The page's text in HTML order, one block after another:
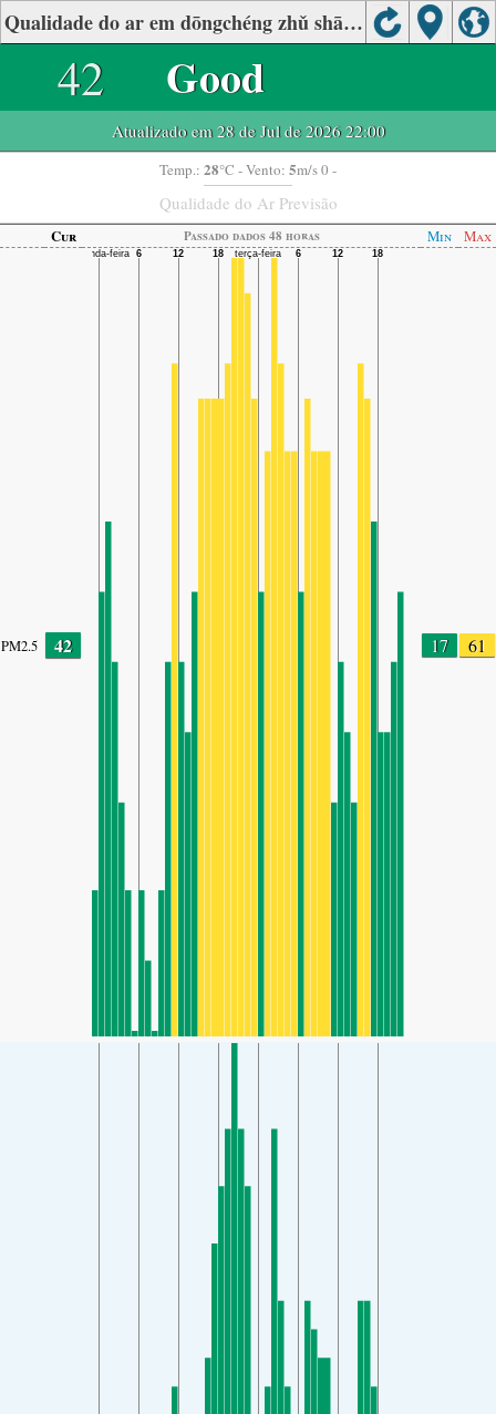
Qualidade do ar em dōngchéng zhǔ shān, Dongguan
42 Good
Atualizado em 28 de Jul de 2026 22:00
Temp.: 28°C - Vento: 5m/s 0 -
Qualidade do Ar Previsão
Cur Passado dados 48 horas Min Max
PM2.5 42 17 61